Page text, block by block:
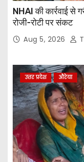
NHAI की कार्रवाई से
रोजी-रोटी पर संकट
Aug 5, 2026
उत्तर प्रदेश औरेया